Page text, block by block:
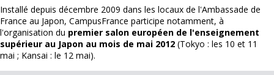
Installé depuis décembre 2009 dans les locaux de l'Ambassade de
France au Japon, CampusFrance participe notamment, à
l'organisation du premier salon européen de l'enseignement
supérieur au Japon au mois de mai 2012 (Tokyo : les 10 et 11
mai ; Kansai : le 12 mai).